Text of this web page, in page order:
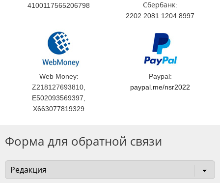
4100117565206798
Сбербанк:
2202 2081 1204 8997
Web Money:
Z218127693810,
E502093569397,
X663077819329
Paypal:
paypal.me/nsr2022
Форма для обратной связи